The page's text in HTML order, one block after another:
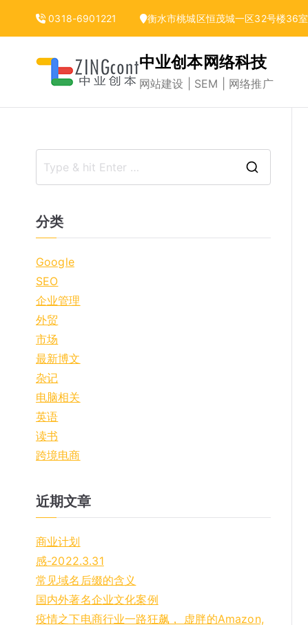
0318-6901221 衡水市桃城区恒茂城一区32号楼36室
中业创本网络科技
网站建设 | SEM | 网络推广
分类
Google
SEO
企业管理
外贸
市场
最新博文
杂记
电脑相关
英语
读书
跨境电商
近期文章
商业计划
感-2022.3.31
常见域名后缀的含义
国内外著名企业文化案例
疫情之下电商行业一路狂飙， 虚胖的Amazon,